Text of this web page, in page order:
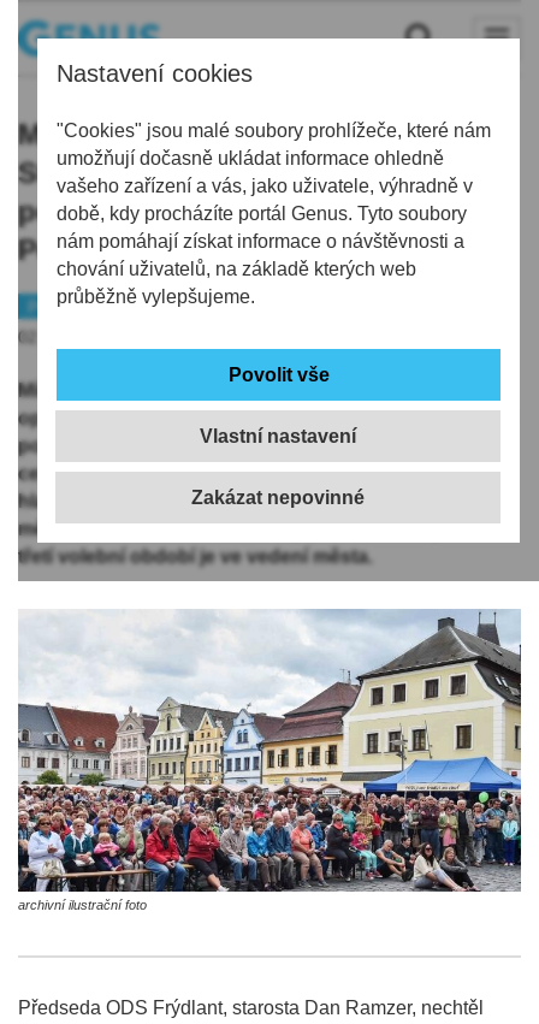
Nastavení cookies
"Cookies" jsou malé soubory prohlížeče, které nám
umožňují dočasně ukládat informace ohledně
vašeho zařízení a vás, jako uživatele, výhradně v
době, kdy procházíte portál Genus. Tyto soubory
nám pomáhají získat informace o návštěvnosti a
chování uživatelů, na základě kterých web
průběžně vylepšujeme.
Vlastní nastavení
Místostarosta Frýdlantu Jiří
Stodůlka opustil ODS, má odlišný
pohled na směřování města.
Postavil vlastní kandidátku
Politika
Volby
02.06.2026 | 8:03
Místostarosta Frýdlantu na Liberecku Jiří Stodůlka
opustil ODS, pro podzimní komunální volby se rozhodl
postavit vlastní kandidátku Frýdlant pro všechny
celostátní politikou podle něj rozhodnutí nesouvisí,
hlavním důvodem byl odlišný pohled na směřování
města, řekl ČTK Stodůlka, který je 20 let zastupitelem a
třetí volební období je ve vedení města.
archivní ilustrační foto
Předseda ODS Frýdlant, starosta Dan Ramzer, nechtěl